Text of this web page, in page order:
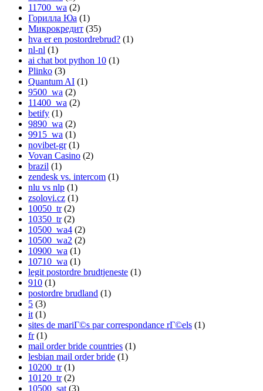
11700_wa (2)
Горилла Юа (1)
Микрокредит (35)
hva er en postordrebrud? (1)
nl-nl (1)
ai chat bot python 10 (1)
Plinko (3)
Quantum AI (1)
9500_wa (2)
11400_wa (2)
betify (1)
9890_wa (2)
9915_wa (1)
novibet-gr(1)
Vovan Casino (2)
brazil (1)
zendesk vs. intercom (1)
nlu vs nlp (1)
zsolovi.cz (1)
10050_tr(2)
10350_tr(2)
10500_wa4 (2)
10500_wa2 (2)
10900_wa (1)
10710_wa (1)
legit postordre brudtjeneste (1)
910 (1)
postordre brudland (1)
5 (3)
it (1)
sites de mariГ©s par correspondance rГ©els (1)
fr(1)
mail order bride countries (1)
lesbian mail order bride (1)
10200_tr(1)
10120_tr(2)
10500_sat (3)